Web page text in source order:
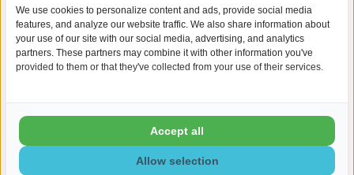
UitvaartUniq biedt toegang tot bijzondereurnenen assieraden -
een unieke manier om uw dierbare te herdenken.
0 sterren op basis van 0 beoordelingenJe beoordeling toevoegen
We use cookies to personalize content and ads, provide social media
features, and analyze our website traffic. We also share information about
your use of our site with our social media, advertising, and analytics
partners. These partners may combine it with other information you've
provided to them or that they've collected from your use of their services.
Allow selection
Accept all